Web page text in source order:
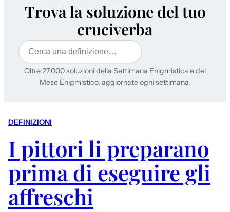
Trova la soluzione del tuo
cruciverba
Cerca
Oltre 27.000 soluzioni della Settimana Enigmistica e del
Mese Enigmistico, aggiornate ogni settimana.
DEFINIZIONI
I pittori li preparano
prima di eseguire gli
affreschi